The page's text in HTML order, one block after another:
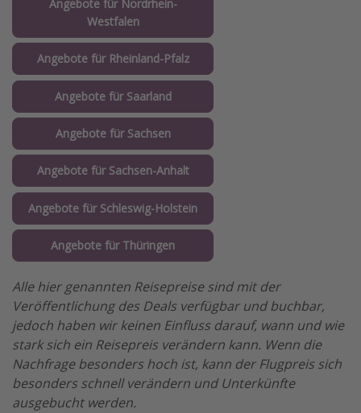
Angebote für Nordrhein-
Westfalen
Angebote für Rheinland-Pfalz
Angebote für Saarland
Angebote für Sachsen
Angebote für Sachsen-Anhalt
Angebote für Schleswig-Holstein
Angebote für Thüringen
Alle hier genannten Reisepreise sind mit der
Veröffentlichung des Deals verfügbar und buchbar,
jedoch haben wir keinen Einfluss darauf, wann und wie
stark sich ein Reisepreis verändern kann. Wenn die
Nachfrage besonders hoch ist, kann der Flugpreis sich
besonders schnell verändern und Unterkünfte
ausgebucht werden.